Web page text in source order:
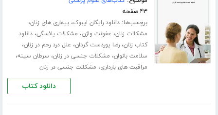
۴۳ صفحه
برچسب‌ها:دانلود رایگان ایبوک،بیماری های زنان،
مشکلات زنان، عفونت واژن، مشکلات یائسگی،دانلود
کتاب زنان،رضا پوردست گردان، علل درد رحم در زنان،
سلامت بانوان، مشکلات جنسی در زنان، سرطان سینه،
مراقبت های بارداری، مشکلات جنسی در زنان
دانلود کتاب